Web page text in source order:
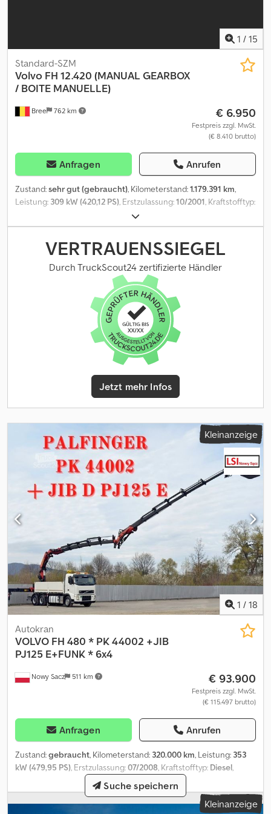
1 / 15
Bree 762 km
Standard-SZM
Volvo FH 12.420 (MANUAL GEARBOX
/ BOITE MANUELLE)
€ 6.950
Festpreis zzgl. MwSt.
(€ 8.410 brutto)
Anfragen Anrufen
Zustand:sehr gut (gebraucht), Kilometerstand:1.179.391 km,
Leistung: 309 kW (420,12 PS), Erstzulassung:10/2001, Kraftstofftyp:
, Achsen-Konfiguration:
Diesel, Bremsen:Motorbremsung, Farbe:Sonstige, Fahrerkabine:
Schlafkabine, Getriebetyp: mechanisch , Emissionsklasse:
Federung:Blatt-Luft , Gesamtlänge:6.000 mm, Gesamtbreite:
2.500 mm, Gesamthöhe:4.000 mm, Baujahr:2001, Ausstattung:
ABS, Differentialsperre, Klimaanlage, Nebelscheinwerfer,
elektrische Fensterheberregelung, = Weitere Optionen und
Zubehör = - 1 Kraftstofftank - 1 Schlafplatz - Airbag - Armlehne
Dedjzrm Rqepfx Ah Reck - Federung hinten: Luft - Hohe
Schlafkabine - Offenes Dach - Schlafkabine - Sper -
Trommelbremsen - Vorderradaufhängung: Blatt = Weitere
Informationen = Reifen Profil: 50% Bremsen: Trommelbremsen
Vorderachse: Gelenkt; Federung: Blattfederung Hinterachse:
Doppelbereift; Differenzialsperre; Federung: Luftfederung
Technischer Zustand: sehr gut Optischer Zustand: sehr gut
VERTRAUENSSIEGEL
Durch TruckScout24 zertifizierte Händler
Jetzt mehr Infos
Kleinanzeige
1 / 18
Nowy Sacz 511 km
Autokran
VOLVO FH 480 * PK 44002 +JIB
PJ125 E+FUNK * 6x4
€ 93.900
Festpreis zzgl. MwSt.
(€ 115.497 brutto)
Anfragen Anrufen
Zustand:gebraucht, Kilometerstand: 320.000 km, Leistung: 353
kW (479,95 PS), Erstzulassung:07/2008, Kraftstofftyp: Diesel,
26.000 kg , Achsen-Konfiguration:
Bremsen:Retarder, Farbe: , Getriebetyp: mechanisch,
Laderaumlänge:5.200 mm, Laderaumbreite:2.500 mm,
Kleinanzeige
Suche speichern